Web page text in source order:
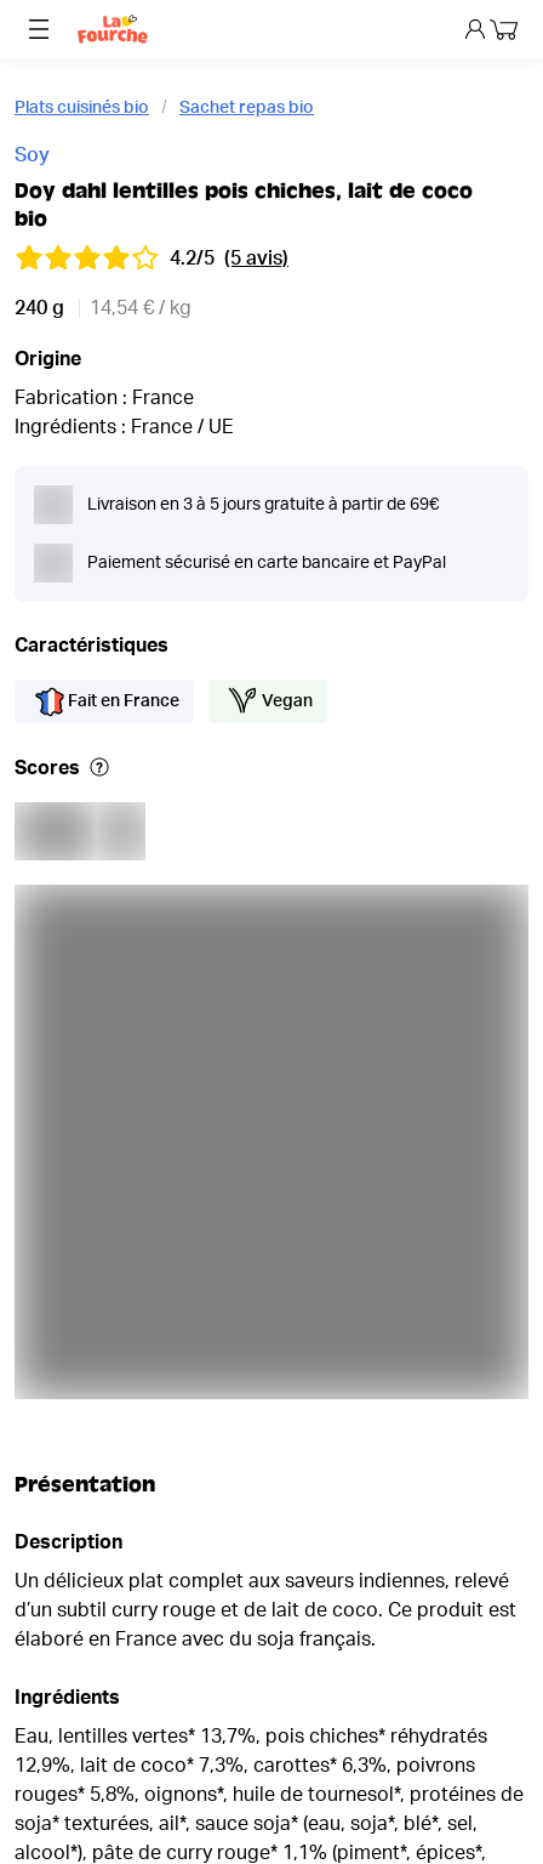
Mon
Plats cuisinés bio Sachet repas bio
Soy
Doy dahl lentilles pois chiches, lait de coco
bio
4.2/5 (5 avis)
240 g 14,54 € / kg
Origine
Fabrication : France
Ingrédients : France / UE
Livraison en 3 à 5 jours gratuite à partir de 69€
Paiement sécurisé en carte bancaire et PayPal
Caractéristiques
Fait en France Vegan
Scores
Présentation
Description
Un délicieux plat complet aux saveurs indiennes, relevé
d’un subtil curry rouge et de lait de coco. Ce produit est
élaboré en France avec du soja français.
Ingrédients
Eau, lentilles vertes* 13,7%, pois chiches* réhydratés
12,9%, lait de coco* 7,3%, carottes* 6,3%, poivrons
rouges* 5,8%, oignons*, huile de tournesol*, protéines de
soja* texturées, ail*, sauce soja* (eau, soja*, blé*, sel,
alcool*), pâte de curry rouge* 1,1% (piment*, épices*,